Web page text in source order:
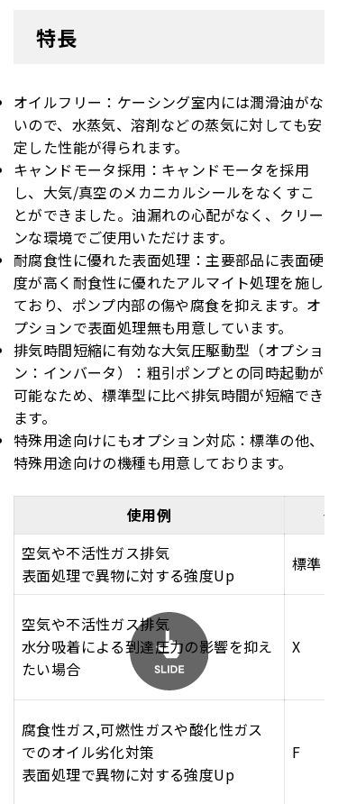
特長
オイルフリー：ケーシング室内には潤滑油がな
いので、水蒸気、溶剤などの蒸気に対しても安
定した性能が得られます。
キャンドモータ採用：キャンドモータを採用
し、大気/真空のメカニカルシールをなくすこ
とができました。油漏れの心配がなく、クリー
ンな環境でご使用いただけます。
耐腐食性に優れた表面処理：主要部品に表面硬
度が高く耐食性に優れたアルマイト処理を施し
ており、ポンプ内部の傷や腐食を抑えます。オ
プションで表面処理無も用意しています。
排気時間短縮に有効な大気圧駆動型（オプショ
ン：インバータ）：粗引ポンプとの同時起動が
可能なため、標準型に比べ排気時間が短縮でき
ます。
特殊用途向けにもオプション対応：標準の他、
特殊用途向けの機種も用意しております。
使用例
空気や不活性ガス排気
表面処理で異物に対する強度Up
標準
空気や不活性ガス排気
水分吸着による到達圧力の影響を抑え
たい場合
X
腐食性ガス,可燃性ガスや酸化性ガス
でのオイル劣化対策
表面処理で異物に対する強度Up
F